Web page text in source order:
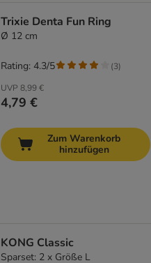
Trixie Denta Fun Ring
Ø 12 cm
UVP 8,99 €
4,79 €
Rating: 4.3/5 (3)
Zum Warenkorb
hinzufügen
KONG Classic
Sparset: 2 x Größe L